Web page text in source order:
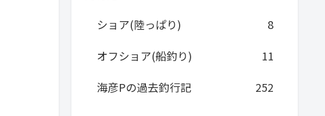
ショア(陸っぱり)
8
オフショア(船釣り)
11
海彦Pの過去釣行記
252